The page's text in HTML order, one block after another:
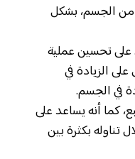
من الجسم، بشكل
على تحسين عملية
الزيادة في
في الجسم.
كما أنه يساعد على
بكثرة بين